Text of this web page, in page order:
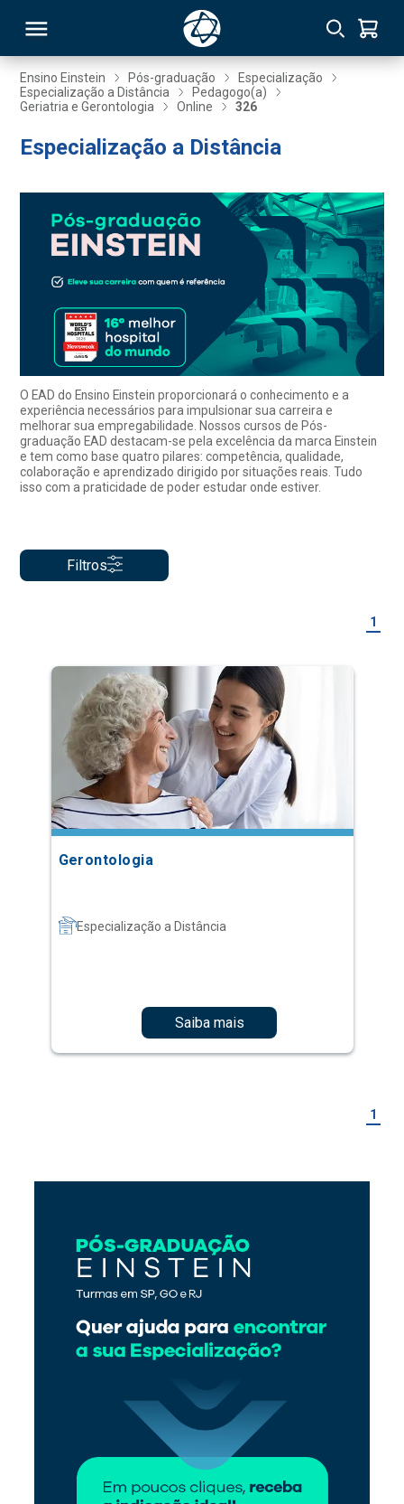
Ensino Einstein Pós-graduação
Especialização
Especialização a Distância
Pedagogo(a)
Geriatria e Gerontologia
Online 326
Especialização a Distância
O EAD do Ensino Einstein proporcionará o conhecimento e a
experiência necessários para impulsionar sua carreira e
melhorar sua empregabilidade. Nossos cursos de Pós-
graduação EAD destacam-se pela excelência da marca Einstein
e tem como base quatro pilares: competência, qualidade,
colaboração e aprendizado dirigido por situações reais. Tudo
isso com a praticidade de poder estudar onde estiver.
Filtros
1
Gerontologia
Especialização a Distância
Saiba mais
1